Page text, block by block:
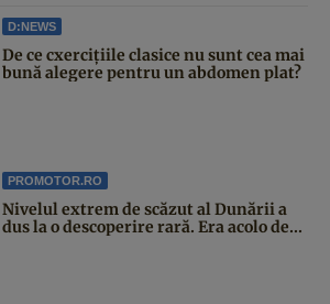
D:NEWS
De ce cxercițiile clasice nu sunt cea mai
bună alegere pentru un abdomen plat?
PROMOTOR.RO
Nivelul extrem de scăzut al Dunării a
dus la o descoperire rară. Era acolo de...